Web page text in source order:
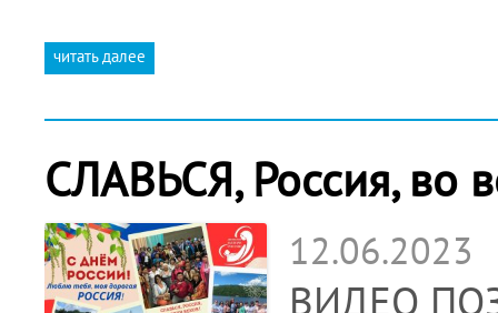
читать далее
СЛАВЬСЯ, Россия, во
12.06.2023
ВИДЕО